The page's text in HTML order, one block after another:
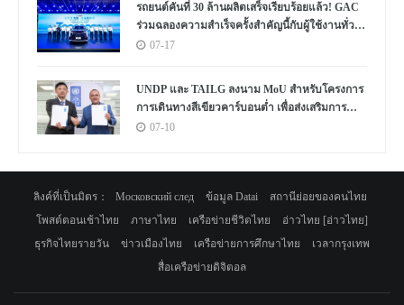
รถยนต์คันที่ 30 ล้านผลิตเสร็จเรียบร้อยแล้ว! GAC
ร่วมฉลองความสำเร็จครั้งสำคัญนี้กับผู้ใช้งานทั่ว
โลก07-17
UNDP และ TAILG ลงนาม MoU สำหรับโครงการ
การเดินทางสีเขียวคาร์บอนต่ำ เพื่อส่งเสริมการ
พัฒนาอย่างยั่งยืนในแอฟริกาและทั่วโลก
07-10
ลิงค์ที่เป็นมิตร： Московский след ข้อมูล Datai
สถานีย่อยของคนไทย
โพสต์ตอนเช้าไทย
ภาษาไทย เครือข่ายชีวิตไทย
อ่าวไทย [อ่าวไทย]
ธุรกิจไทยรายวัน
ข่าวเมืองไทย เครือข่ายการศึกษาไทย
เวลากรุงเทพ
สื่อเครือข่ายดิจิตอล